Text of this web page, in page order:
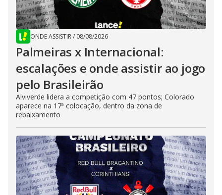
ONDE ASSISTIR/ 08/08/2026
Palmeiras x Internacional:
escalações e onde assistir ao jogo
pelo Brasileirão
Alviverde lidera a competição com 47 pontos; Colorado
aparece na 17ª colocação, dentro da zona de
rebaixamento